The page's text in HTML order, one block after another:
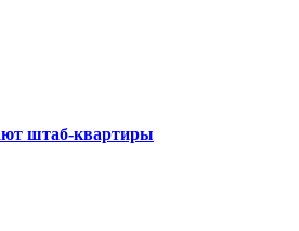
штаб-квартиры